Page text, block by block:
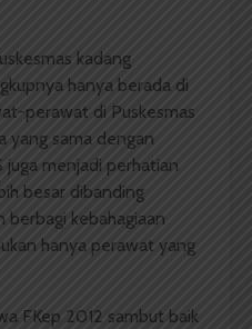
kadang
hanya berada di
perawat di Puskesmas
yang sama dengan
juga menjadi perhatian
besar dibanding
berbagi kebahagiaan
hanya perawat yang
FKep 2012 sambut baik